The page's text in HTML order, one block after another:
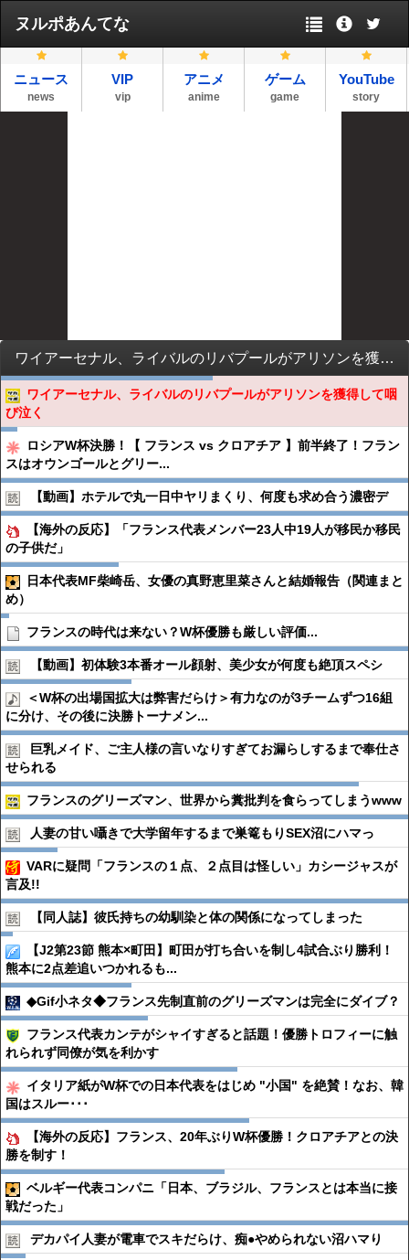
ヌルポあんてな
ニュース
news
VIP
vip
アニメ
anime
ゲーム
game
YouTube
story
ワイアーセナル、ライバルのリバプールがアリソンを獲得して咽び泣く
ワイアーセナル、ライバルのリバプールがアリソンを獲得して咽
び泣く
ロシアW杯決勝！【 フランス vs クロアチア 】前半終了！フラン
スはオウンゴールとグリー...
【動画】ホテルで丸一日中ヤリまくり、何度も求め合う濃密デ
【海外の反応】「フランス代表メンバー23人中19人が移民か移民
の子供だ」
日本代表MF柴崎岳、女優の真野恵里菜さんと結婚報告（関連まと
め）
フランスの時代は来ない？W杯優勝も厳しい評価...
【動画】初体験3本番オール顔射、美少女が何度も絶頂スペシ
＜W杯の出場国拡大は弊害だらけ＞有力なのが3チームずつ16組
に分け、その後に決勝トーナメン...
巨乳メイド、ご主人様の言いなりすぎてお漏らしするまで奉仕さ
せられる
フランスのグリーズマン、世界から糞批判を食らってしまうwww
人妻の甘い囁きで大学留年するまで巣篭もりSEX沼にハマっ
VARに疑問「フランスの１点、２点目は怪しい」カシージャスが
言及!!
【同人誌】彼氏持ちの幼馴染と体の関係になってしまった
【J2第23節 熊本×町田】町田が打ち合いを制し4試合ぶり勝利！
熊本に2点差追いつかれるも...
◆Gif小ネタ◆フランス先制直前のグリーズマンは完全にダイブ？
フランス代表カンテがシャイすぎると話題！優勝トロフィーに触
れられず同僚が気を利かす
イタリア紙がW杯での日本代表をはじめ "小国" を絶賛！なお、韓
国はスルー･･･
【海外の反応】フランス、20年ぶりW杯優勝！クロアチアとの決
勝を制す！
ベルギー代表コンパニ「日本、ブラジル、フランスとは本当に接
戦だった」
デカパイ人妻が電車でスキだらけ、痴●︎やめられない沼ハマり